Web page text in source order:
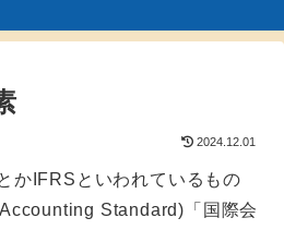
2024.12.01
かIFRSといわれているもの
Standard)「国際会